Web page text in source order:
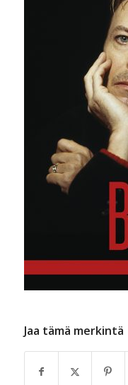
Jaa tämä merkintä